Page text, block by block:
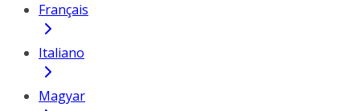
Français
Italiano
Magyar